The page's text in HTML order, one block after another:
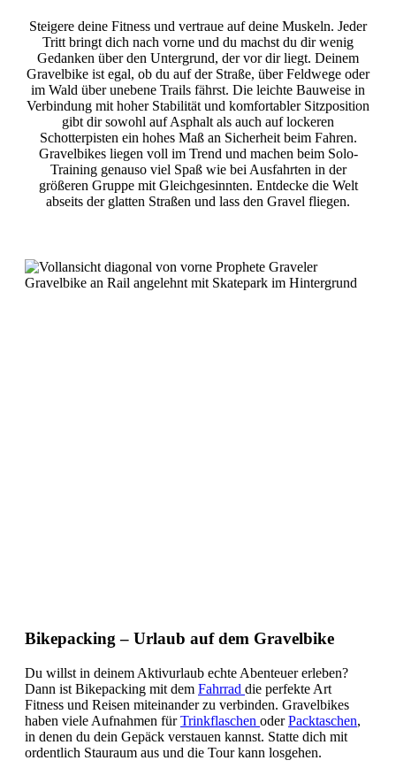
Steigere deine Fitness und vertraue auf deine Muskeln. Jeder
Tritt bringt dich nach vorne und du machst du dir wenig
Gedanken über den Untergrund, der vor dir liegt. Deinem
Gravelbike ist egal, ob du auf der Straße, über Feldwege oder
im Wald über unebene Trails fährst. Die leichte Bauweise in
Verbindung mit hoher Stabilität und komfortabler Sitzposition
gibt dir sowohl auf Asphalt als auch auf lockeren
Schotterpisten ein hohes Maß an Sicherheit beim Fahren.
Gravelbikes liegen voll im Trend und machen beim Solo-
Training genauso viel Spaß wie bei Ausfahrten in der
größeren Gruppe mit Gleichgesinnten. Entdecke die Welt
abseits der glatten Straßen und lass den Gravel fliegen.
Bikepacking – Urlaub auf dem Gravelbike
Du willst in deinem Aktivurlaub echte Abenteuer erleben?
Dann ist Bikepacking mit dem Fahrrad die perfekte Art
Fitness und Reisen miteinander zu verbinden. Gravelbikes
haben viele Aufnahmen fürTrinkflaschen oderPacktaschen,
in denen du dein Gepäck verstauen kannst. Statte dich mit
ordentlich Stauraum aus und die Tour kann losgehen.